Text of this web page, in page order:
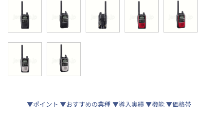
ポイント おすすめの業種 導入実績 機能 価格帯